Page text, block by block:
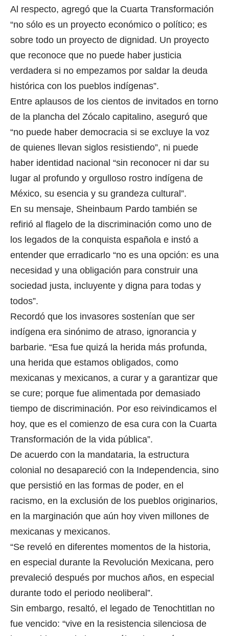
Al respecto, agregó que la Cuarta Transformación
“no sólo es un proyecto económico o político; es
sobre todo un proyecto de dignidad. Un proyecto
que reconoce que no puede haber justicia
verdadera si no empezamos por saldar la deuda
histórica con los pueblos indígenas”.
Entre aplausos de los cientos de invitados en torno
de la plancha del Zócalo capitalino, aseguró que
“no puede haber democracia si se excluye la voz
de quienes llevan siglos resistiendo”, ni puede
haber identidad nacional “sin reconocer ni dar su
lugar al profundo y orgulloso rostro indígena de
México, su esencia y su grandeza cultural”.
En su mensaje, Sheinbaum Pardo también se
refirió al flagelo de la discriminación como uno de
los legados de la conquista española e instó a
entender que erradicarlo “no es una opción: es una
necesidad y una obligación para construir una
sociedad justa, incluyente y digna para todas y
todos”.
Recordó que los invasores sostenían que ser
indígena era sinónimo de atraso, ignorancia y
barbarie. “Esa fue quizá la herida más profunda,
una herida que estamos obligados, como
mexicanas y mexicanos, a curar y a garantizar que
se cure; porque fue alimentada por demasiado
tiempo de discriminación. Por eso reivindicamos el
hoy, que es el comienzo de esa cura con la Cuarta
Transformación de la vida pública”.
De acuerdo con la mandataria, la estructura
colonial no desapareció con la Independencia, sino
que persistió en las formas de poder, en el
racismo, en la exclusión de los pueblos originarios,
en la marginación que aún hoy viven millones de
mexicanas y mexicanos.
“Se reveló en diferentes momentos de la historia,
en especial durante la Revolución Mexicana, pero
prevaleció después por muchos años, en especial
durante todo el periodo neoliberal”.
Sin embargo, resaltó, el legado de Tenochtitlan no
fue vencido: “vive en la resistencia silenciosa de